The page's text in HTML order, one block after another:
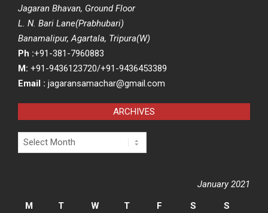
Jagaran Bhavan, Ground Floor
L. N. Bari Lane(Prabhubari)
Banamalipur, Agartala, Tripura(W)
Ph :+91-381-7960883
M: +91-9436123720/+91-9436453389
Email : jagaransamachar@gmail.com
ARCHIVES
Archives
January 2021
M
T W T F S S